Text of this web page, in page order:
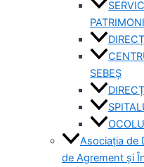
SEBEȘ
Asociația de
de Agrement și